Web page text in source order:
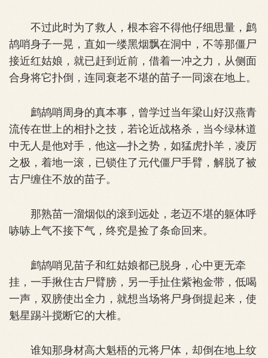
不过此时为了救人，根本容不得他仔细思量，鹧
鸪哨身子一晃，直如一缕黑烟飘在洞中，不等那僵尸
接近红姑娘，就已赶到近前，借着一冲之力，从侧面
合身将它扑倒，连同衰老不堪的苗子一同滚在地上。
鹧鸪哨周身的真本事，曾学过当年梁山好汉燕青
流传在世上的相扑之技，若论近战格杀，当今绿林道
中无人是他对手，他这—扑之势，如猛虎扑羊，凌厉
之极，着地一滚，已锁住了元代僵尸手臂，解脱了被
古尸缠住不放的苗子。
那熟苗一溜烟似的滚到远处，老迈不堪的躯体呼
哧哧上气不接下气，终究是捡了条命回来。
鹧鸪哨见苗子和红姑娘都已脱身，心中更无牵
挂，一手揪住古尸臂膀，另一手扯住紫袍金带，低喝
一声，双膀使出全力，就想当场将尸身倒提起来，使
魁星踢斗搅断它的大椎。
谁知那身材高大魁梧的元将尸体，却倒在地上纹